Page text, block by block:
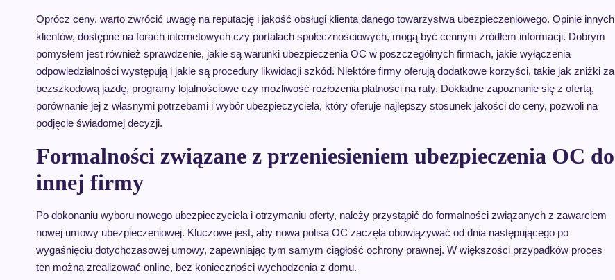
Oprócz ceny, warto zwrócić uwagę na reputację i jakość obsługi klienta danego towarzystwa ubezpieczeniowego. Opinie innych
klientów, dostępne na forach internetowych czy portalach społecznościowych, mogą być cennym źródłem informacji. Dobrym
pomysłem jest również sprawdzenie, jakie są warunki ubezpieczenia OC w poszczególnych firmach, jakie wyłączenia
odpowiedzialności występują i jakie są procedury likwidacji szkód. Niektóre firmy oferują dodatkowe korzyści, takie jak zniżki za
bezszkodową jazdę, programy lojalnościowe czy możliwość rozłożenia płatności na raty. Dokładne zapoznanie się z ofertą,
porównanie jej z własnymi potrzebami i wybór ubezpieczyciela, który oferuje najlepszy stosunek jakości do ceny, pozwoli na
podjęcie świadomej decyzji.
Formalności związane z przeniesieniem ubezpieczenia OC do
innej firmy
Po dokonaniu wyboru nowego ubezpieczyciela i otrzymaniu oferty, należy przystąpić do formalności związanych z zawarciem
nowej umowy ubezpieczeniowej. Kluczowe jest, aby nowa polisa OC zaczęła obowiązywać od dnia następującego po
wygaśnięciu dotychczasowej umowy, zapewniając tym samym ciągłość ochrony prawnej. W większości przypadków proces
ten można zrealizować online, bez konieczności wychodzenia z domu.